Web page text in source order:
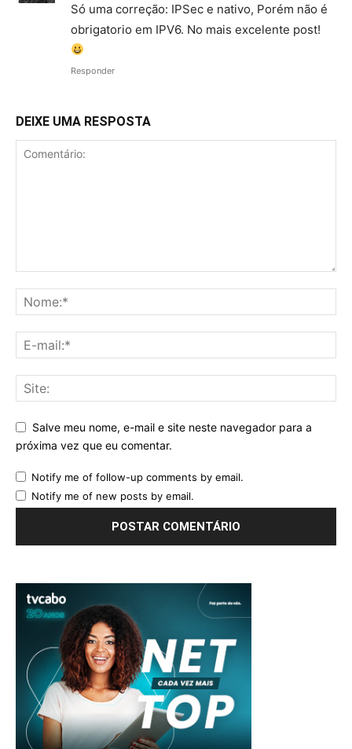
Só uma correção: IPSec e nativo, Porém não é
obrigatorio em IPV6. No mais excelente post!
Responder
DEIXE UMA RESPOSTA
Salve meu nome, e-mail e site neste navegador para a
próxima vez que eu comentar.
Notify me of follow-up comments by email.
Notify me of new posts by email.